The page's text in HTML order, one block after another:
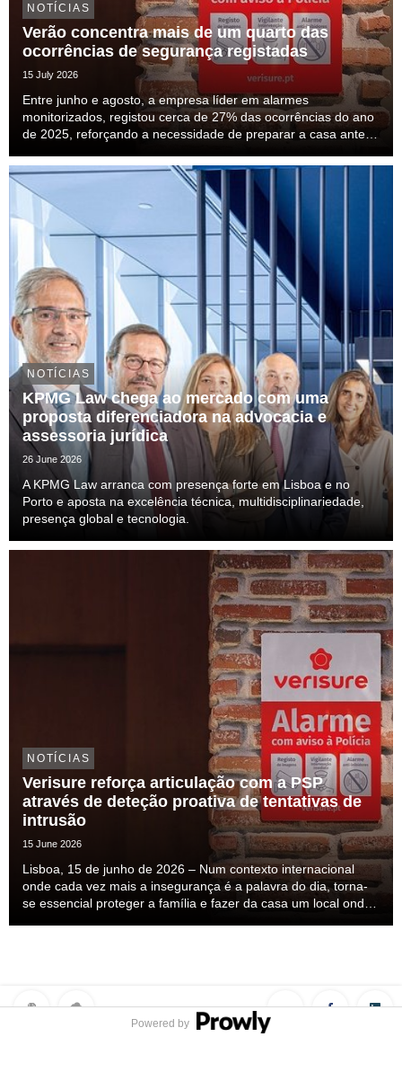
NOTÍCIAS
Verão concentra mais de um quarto das
ocorrências de segurança registadas
15 July 2026
Entre junho e agosto, a empresa líder em alarmes
monitorizados, registou cerca de 27% das ocorrências do ano
de 2025, reforçando a necessidade de preparar a casa antes
NOTÍCIAS
KPMG Law chega ao mercado com uma
proposta diferenciadora na advocacia e
assessoria jurídica
26 June 2026
A KPMG Law arranca com presença forte em Lisboa e no
Porto e aposta na excelência técnica, multidisciplinariedade,
presença global e tecnologia.
NOTÍCIAS
Verisure reforça articulação com a PSP
através de deteção proativa de tentativas de
intrusão
15 June 2026
Lisboa, 15 de junho de 2026 – Num contexto internacional
onde cada vez mais a insegurança é a palavra do dia, torna-
se essencial proteger a família e fazer da casa um local onde
Powered by